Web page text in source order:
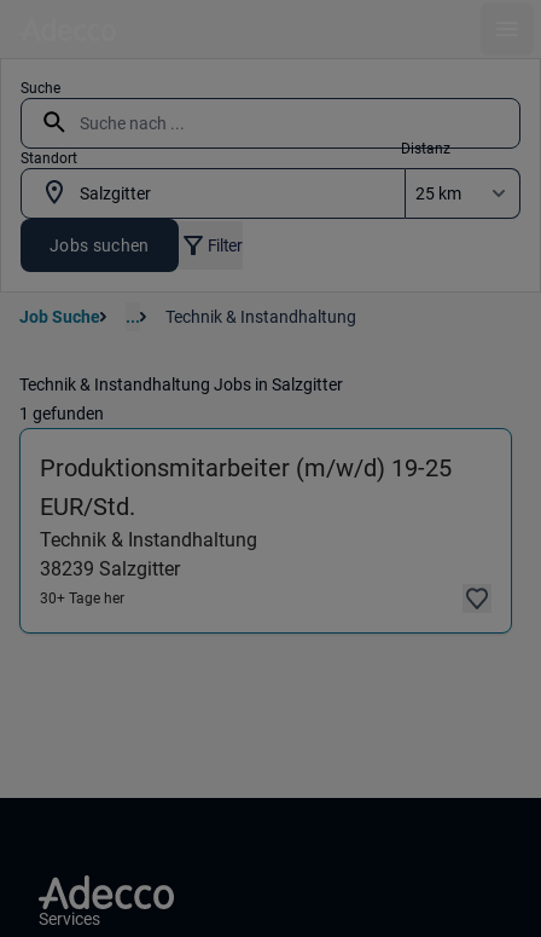
Suche
Standort
Distanz
Jobs suchen Filter
Job Suche ... Technik & Instandhaltung
Technik & Instandhaltung Jobs in Salzgitter
1 gefunden
Produktionsmitarbeiter (m/w/d) 19-25
EUR/Std.
Technik & Instandhaltung
38239 Salzgitter
30+ Tage her
Services